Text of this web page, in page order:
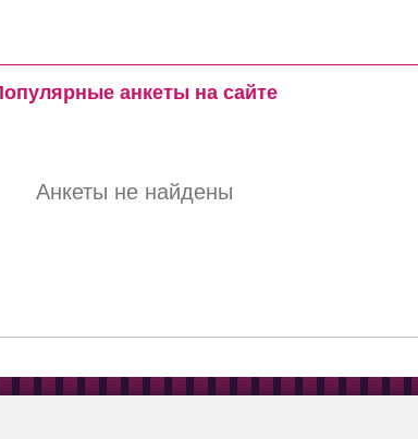
анкеты на сайте
Анкеты не найдены